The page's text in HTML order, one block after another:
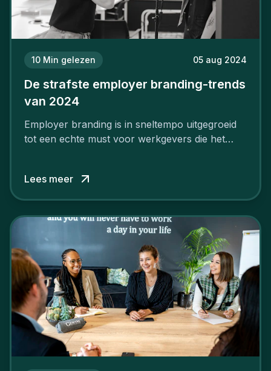
10 Min gelezen 05 aug 2024
De strafste employer branding-trends
van 2024
Employer branding is in sneltempo uitgegroeid
tot een echte must voor werkgevers die het
Lees meer